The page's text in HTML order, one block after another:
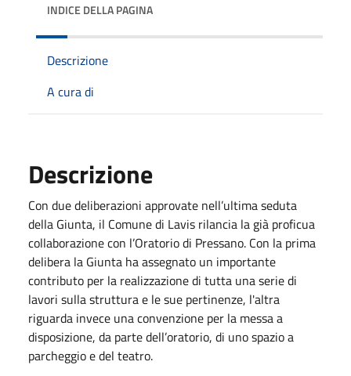
INDICE DELLA PAGINA
Descrizione
A cura di
Descrizione
Con due deliberazioni approvate nell’ultima seduta
della Giunta, il Comune di Lavis rilancia la già proficua
collaborazione con l’Oratorio di Pressano. Con la prima
delibera la Giunta ha assegnato un importante
contributo per la realizzazione di tutta una serie di
lavori sulla struttura e le sue pertinenze, l'altra
riguarda invece una convenzione per la messa a
disposizione, da parte dell’oratorio, di uno spazio a
parcheggio e del teatro.